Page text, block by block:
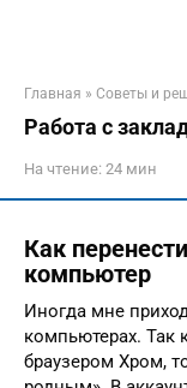
Главная » Советы и
Работа с
На чтение: 24 мин
Как
компьютер
Иногда мне
компьютерах. Так
браузером Хром,